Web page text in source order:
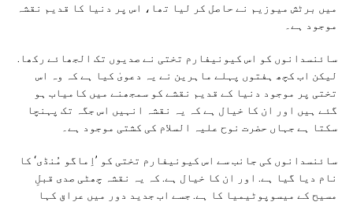
میں برٹش میوزیم نے حاصل کر لیا تھا، اس پر دنیا کا قدیم نقشہ
موجود ہے۔
سائنسدانوں کو اس کیونیفارم تختی نے صدیوں تک الجھائے رکھا.
لیکن اب کچھ ہفتوں پہلے ماہرین نے یہ دعویٰ کیا ہے کہ وہ اس
تختی پر موجود دنیا کے قدیم نقشے کو سمجھنے میں کامیاب ہو
گئے ہیں اور ان کا خیال ہے کہ یہ نقشہ انہیں اس جگہ تک پہنچا
سکتا ہے جہاں حضرت نوح علیہ السلام کی کشتی موجود ہے۔
سائنسدانوں کی جانب سے اس کیونیفارم تختی کو ’اِماگو مُنڈی‘ کا
نام دیا گیا ہے. اور ان کا خیال ہے. کہ یہ نقشہ چھٹی صدی قبلِ
مسیح کے میسوپوٹیمیا کا ہے. جسے اب جدید دور میں عراق کہا